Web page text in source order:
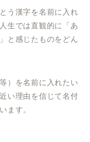
う漢字を名前に入れ
生では直観的に「あ
と感じたものをどん
）を名前に入れたい
い理由を信じて名付
ます。